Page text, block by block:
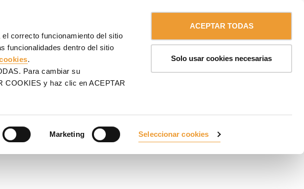
correcto funcionamiento del sitio
funcionalidades dentro del sitio
.
Para cambiar su
COOKIES y haz clic en ACEPTAR
Marketing Seleccionar cookies
ACEPTAR TODAS
Solo usar cookies necesarias
de Arte Moderno de Varsovia, Polonia - 2022